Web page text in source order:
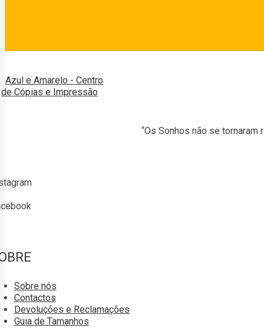
“Os Sonhos não se
Sobre nós
Contactos
Devoluções e Reclamações
Guia de Tamanhos